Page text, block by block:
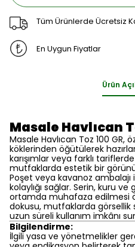
Tüm Ürünlerde Ücretsiz
En Uygun Fiyatlar
Ürün
Masale Havlıcan
Masale Havlıcan Toz 100 GR,
köklerinden öğütülerek
karışımlar veya farklı
mutfaklarda estetik bir
Poşet veya kavanoz ambalajı
kolaylığı sağlar. Serin, kuru ve
ortamda muhafaza edilmesi
dokusu, mutfaklarda görsellik
uzun süreli kullanım imkânı
Bilgilendirme:
İlgili yasa ve yönetmelikler